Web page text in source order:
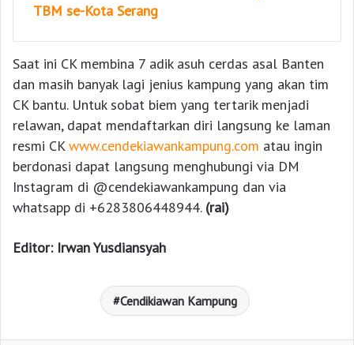
TBM se-Kota Serang
Saat ini CK membina 7 adik asuh cerdas asal Banten
dan masih banyak lagi jenius kampung yang akan tim
CK bantu. Untuk sobat biem yang tertarik menjadi
relawan, dapat mendaftarkan diri langsung ke laman
resmi CK www.cendekiawankampung.com atau ingin
berdonasi dapat langsung menghubungi via DM
Instagram di @cendekiawankampung dan via
whatsapp di +6283806448944. (rai)
Editor: Irwan Yusdiansyah
Cendikiawan Kampung